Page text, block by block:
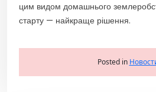
цим видом домашнього
старту — найкраще рішення.
Posted in